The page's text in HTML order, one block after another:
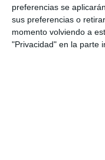
preferencias se
sus preferencias o
momento volviendo a
"Privacidad" en la parte